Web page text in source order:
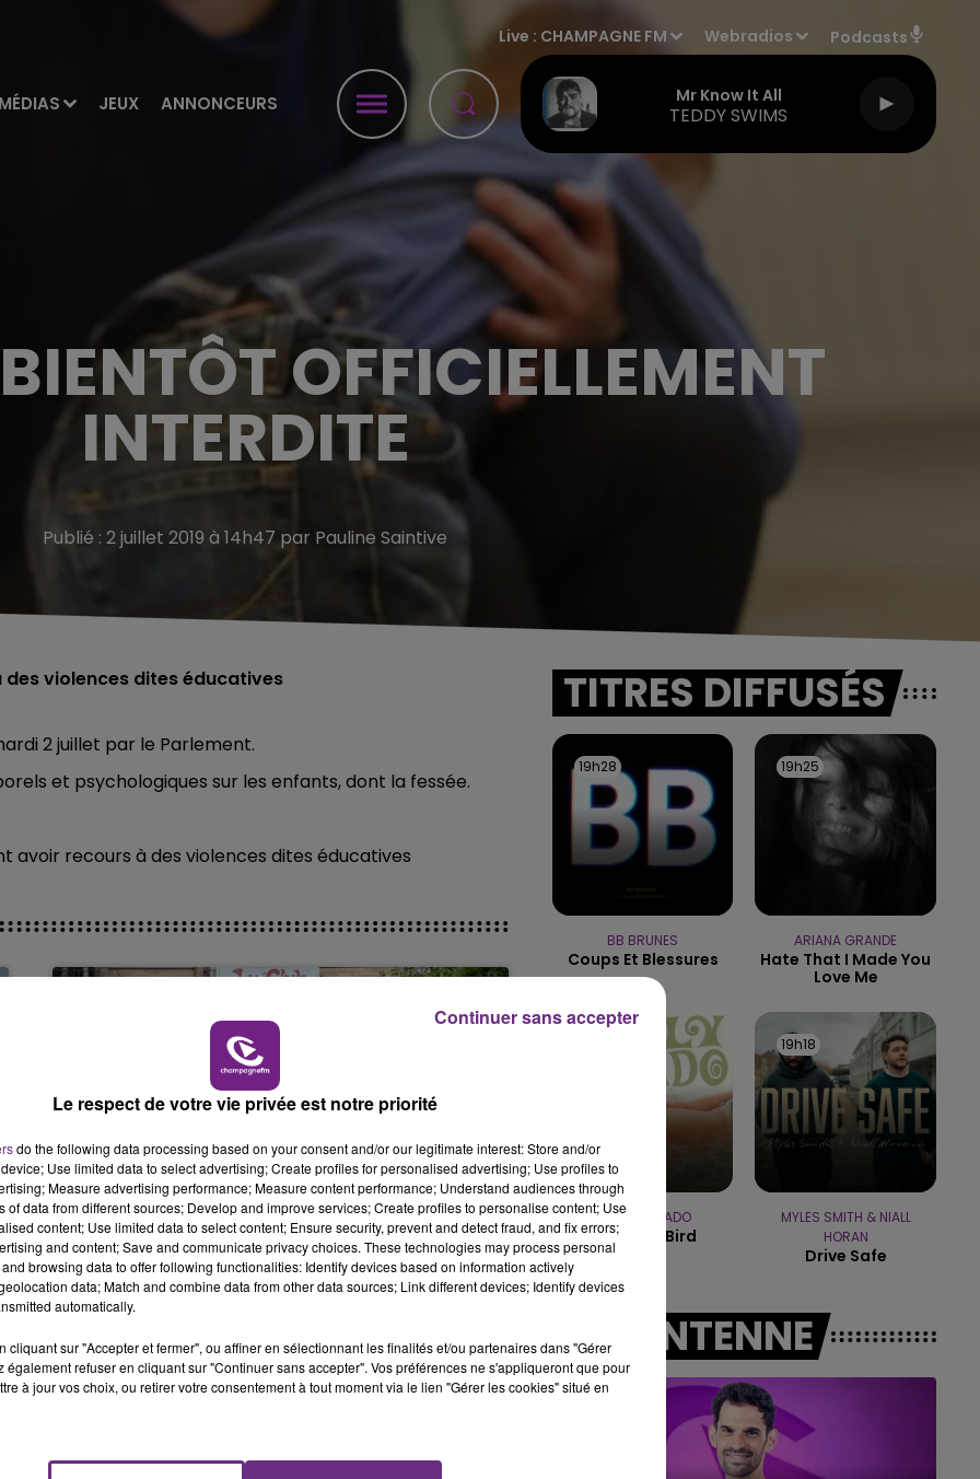
MÉDIAS JEUX ANNONCEURS
Live : CHAMPAGNE FM Webradios Podcasts
Mr Know It All
TEDDY SWIMS
11h00 - 16h00
LE WEEK-END CHAMPAGNE FM
OFFICIELLEMENT
INTERDITE
Publié : 2 juillet 2019 à 14h47 par Pauline Saintive
violences dites éducatives
2 juillet par le Parlement.
et psychologiques sur les enfants, dont la fessée.
avoir recours à des violences dites éducatives
LE MAGASIN JOUÉCLUB DE REIMS FERME
SES PORTES
C'était l'une des institutions du centre-ville
rémois. Le magasin JouéClub est contraint de
fermer ses portes.
TITRES DIFFUSÉS
19h28
19h28
BB BRUNES
Coups Et Blessures
19h25
19h25
ARIANA GRANDE
Hate That I Made You
Love Me
NELLY FURTADO
I'm Like A Bird
19h18
19h18
MYLES SMITH & NIALL
HORAN
Drive Safe
A L'ANTENNE
Le respect de votre vie privée est notre priorité
do the following data processing based on your consent and/or our legitimate interest: Store and/or
Use limited data to select advertising; Create profiles for personalised advertising; Use profiles to
Measure advertising performance; Measure content performance; Understand audiences through
of data from different sources; Develop and improve services; Create profiles to personalise content; Use
content; Use limited data to select content; Ensure security, prevent and detect fraud, and fix errors;
and content; Save and communicate privacy choices. These technologies may process personal
browsing data to offer following functionalities: Identify devices based on information actively
data; Match and combine data from other data sources; Link different devices; Identify devices
automatically.
cliquant sur "Accepter et fermer", ou affiner en sélectionnant les finalités et/ou partenaires dans "Gérer
également refuser en cliquant sur "Continuer sans accepter". Vos préférences ne s'appliqueront que pour
à jour vos choix, ou retirer votre consentement à tout moment via le lien "Gérer les cookies" situé en
Continuer sans accepter